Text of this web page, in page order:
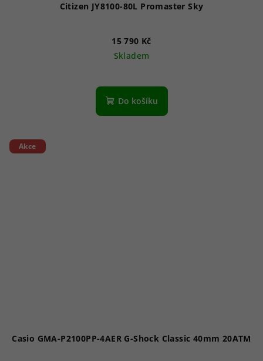
Citizen JY8100-80L Promaster Sky
15 790 Kč
Skladem
hodnocení
produktu
Do košíku
Akce
Casio GMA-P2100PP-4AER G-Shock Classic 40mm 20ATM